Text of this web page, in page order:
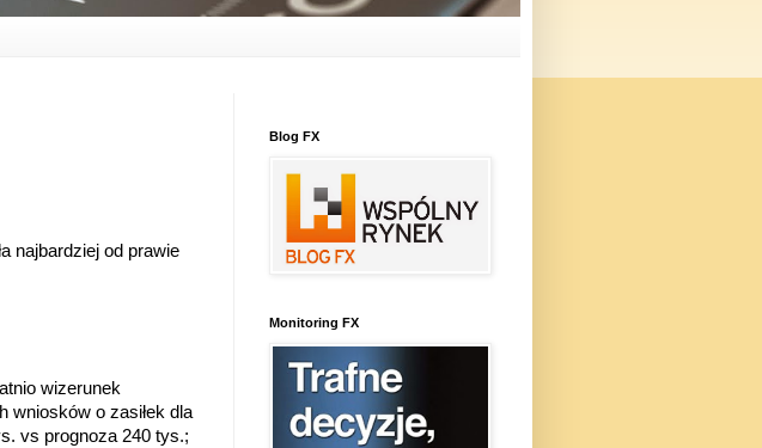
najbardziej od prawie
wizerunek
wniosków o zasiłek dla
vs prognoza 240 tys.;
Blog FX
Monitoring FX